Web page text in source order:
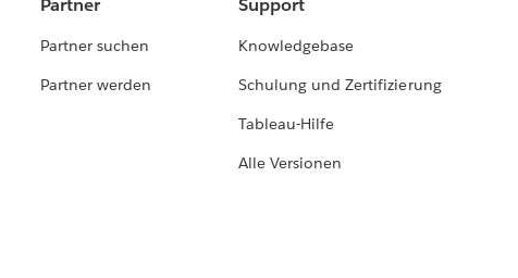
Partner
Partner suchen
Partner werden
Support
Knowledgebase
Schulung und Zertifizierung
Tableau-Hilfe
Alle Versionen